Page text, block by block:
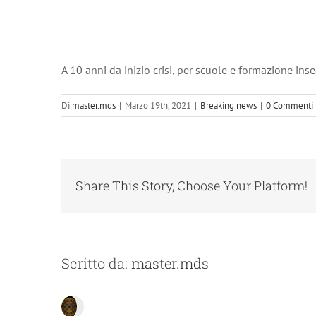
A 10 anni da inizio crisi, per scuole e formazione
Di master.mds | Marzo 19th, 2021 | Breaking news | 0 Commenti
Share This Story, Choose Your Platform!
Scritto da: master.mds